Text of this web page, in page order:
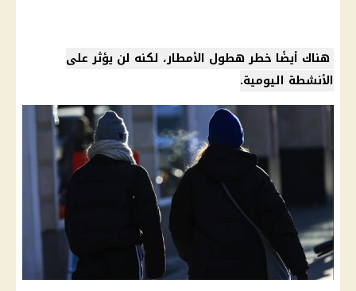
هناك أيضًا خطر هطول الأمطار، لكنه لن يؤثر على
الأنشطة اليومية.